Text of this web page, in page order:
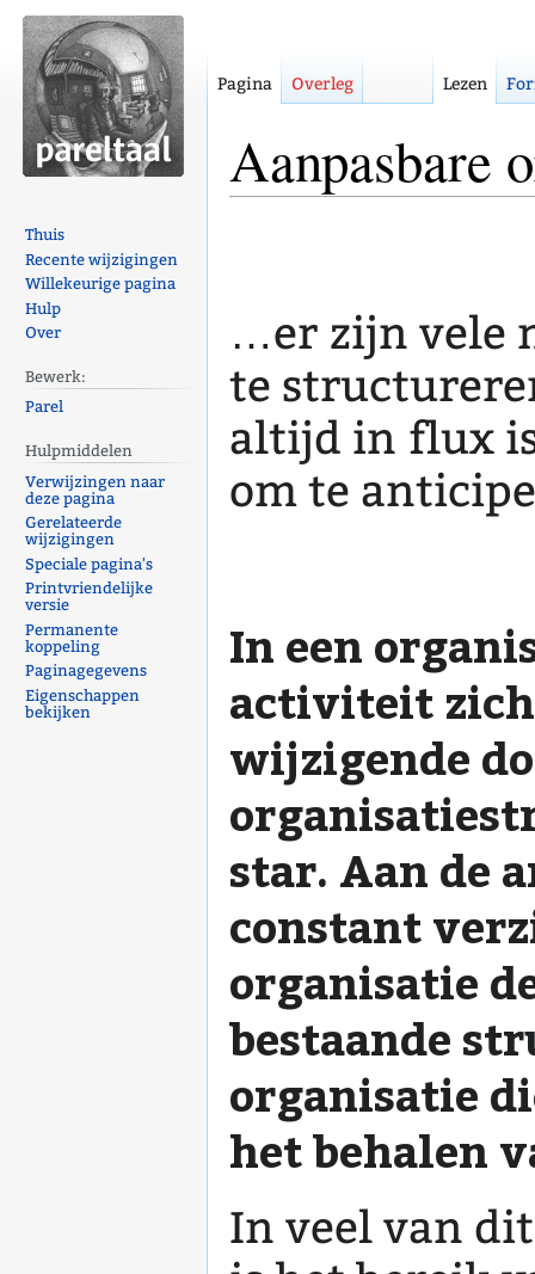
Aanpasbare
…er zijn vele
te
altijd in flux
om te
In een
activiteit
wijzigende
star. Aan de
constant
organisatie
bestaande
organisatie
het behalen
In veel van
Pagina Overleg Lezen
Thuis
Recente wijzigingen
Willekeurige pagina
Hulp
Over
Bewerk:
Parel
Hulpmiddelen
Verwijzingen naar
deze pagina
Gerelateerde
wijzigingen
Speciale pagina's
Printvriendelijke
versie
Permanente
koppeling
Paginagegevens
Eigenschappen
bekijken